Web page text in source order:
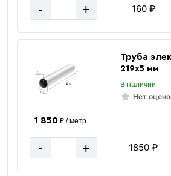
- + 160 ₽
Труба
219х5 мм
В наличии
Нет
1 850₽ / метр
- + 1850 ₽